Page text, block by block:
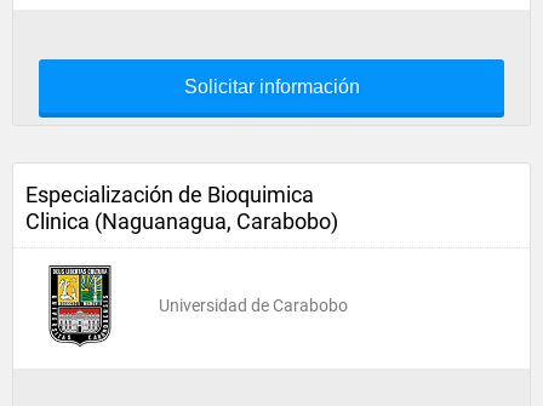
Solicitar información
Especialización de Bioquimica
Clinica (Naguanagua, Carabobo)
Universidad de Carabobo